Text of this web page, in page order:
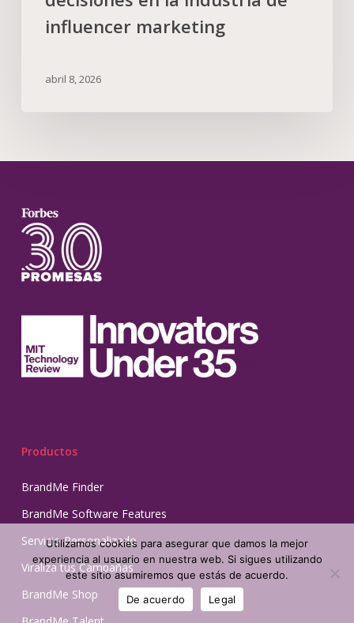
influencer marketing
abril 8, 2026
Productos
BrandMe Finder
BrandMe Software Features
Servicio Personalizado
Viraliza tus Campañas
BrandMe Shop
Utilizamos cookies para asegurar que damos la mejor
experiencia al usuario en nuestra web. Si sigues utilizando
este sitio asumiremos que estás de acuerdo.
De acuerdo
Legal